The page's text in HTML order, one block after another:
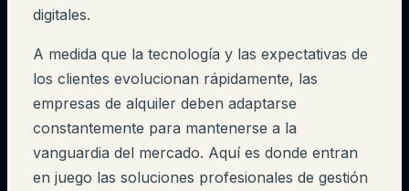
digitales.
A medida que la tecnología y las expectativas de
los clientes evolucionan rápidamente, las
empresas de alquiler deben adaptarse
constantemente para mantenerse a la
vanguardia del mercado. Aquí es donde entran
en juego las soluciones profesionales de gestión